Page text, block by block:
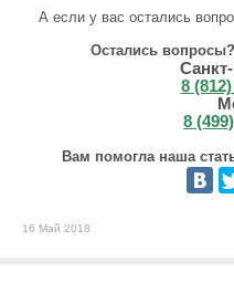
А если у вас остались
Остались
8
8
Вам помогла наша
16 Май 2018